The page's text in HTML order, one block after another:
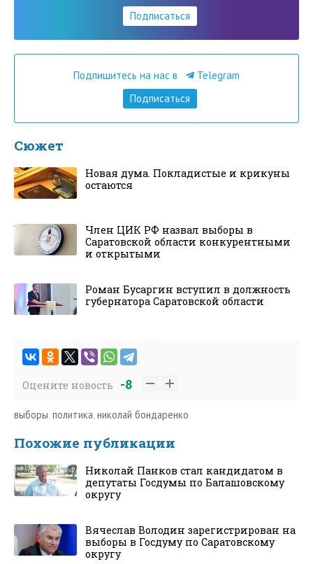
Подписаться
Подпишитесь на нас в
Telegram
Подписаться
Сюжет
Новая дума. Покладистые и крикуны
остаются
Член ЦИК РФ назвал выборы в
Саратовской области конкурентными
и открытыми
Роман Бусаргин вступил в должность
губернатора Саратовской области
Оцените новость -8
выборы,политика,николай бондаренко
Похожие публикации
Николай Панков стал кандидатом в
депутаты Госдумы по Балашовскому
округу
Вячеслав Володин зарегистрирован на
выборы в Госдуму по Саратовскому
округу